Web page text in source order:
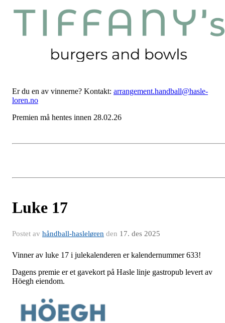
Er du en av vinnerne? Kontakt: arrangement.handball@hasle-
loren.no
Premien må hentes innen 28.02.26
Luke 17
Postet av håndball-hasleløren den 17. des 2025
Vinner av luke 17 i julekalenderen er kalendernummer 633!
Dagens premie er et gavekort på Hasle linje gastropub levert av
Höegh eiendom.